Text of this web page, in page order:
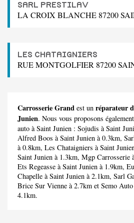
SARL PRESTILAV
LA CROIX BLANCHE 87200
LES CHATAIGNIERS
RUE MONTGOLFIER 87200
Carrosserie Grand est un réparateur
Junien. Nous vous proposons
auto à Saint Junien : Sojudis à Saint
Alfred Boos à Saint Junien à 0.3km,
à 0.8km, Les Chataigniers à Saint
Saint Junien à 1.3km, Mgp Carrosserie
Ets Regeasse à Saint Junien à 1.9km,
Chapelle à Saint Junien à 2.1km, Sarl
Brice Sur Vienne à 2.7km et Semo Auto
4.1km.